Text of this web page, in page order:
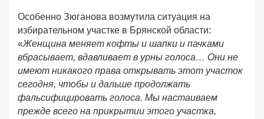
Особенно Зюганова возмутила ситуация на
избирательном участке в Брянской области:
«Женщина меняет кофты и шапки и пачками
вбрасывает, вдавливает в урны голоса… Они не
имеют никакого права открывать этот участок
сегодня, чтобы и дальше продолжать
фальсифицировать голоса. Мы настаиваем
прежде всего на прикрытии этого участка,